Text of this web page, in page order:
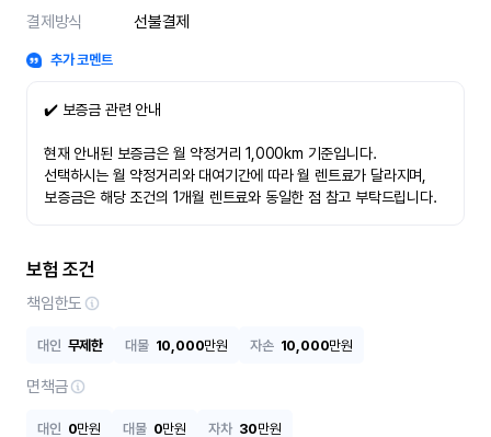
결제방식
선불결제
추가 코멘트
✔️ 보증금 관련 안내
현재 안내된 보증금은 월 약정거리 1,000km 기준입니다.
선택하시는 월 약정거리와 대여기간에 따라 월 렌트료가 달라지며,
보증금은 해당 조건의 1개월 렌트료와 동일한 점 참고 부탁드립니다.
보험 조건
책임한도
대인 무제한 대물 10,000만원 자손 10,000만원
면책금
대인 0만원 대물 0만원 자차 30만원